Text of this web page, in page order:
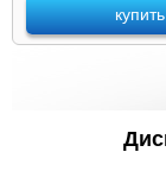
купить